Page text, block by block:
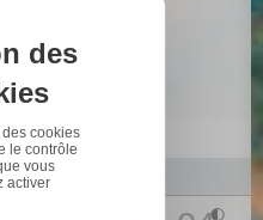
des
cookies
le contrôle
vous
activer